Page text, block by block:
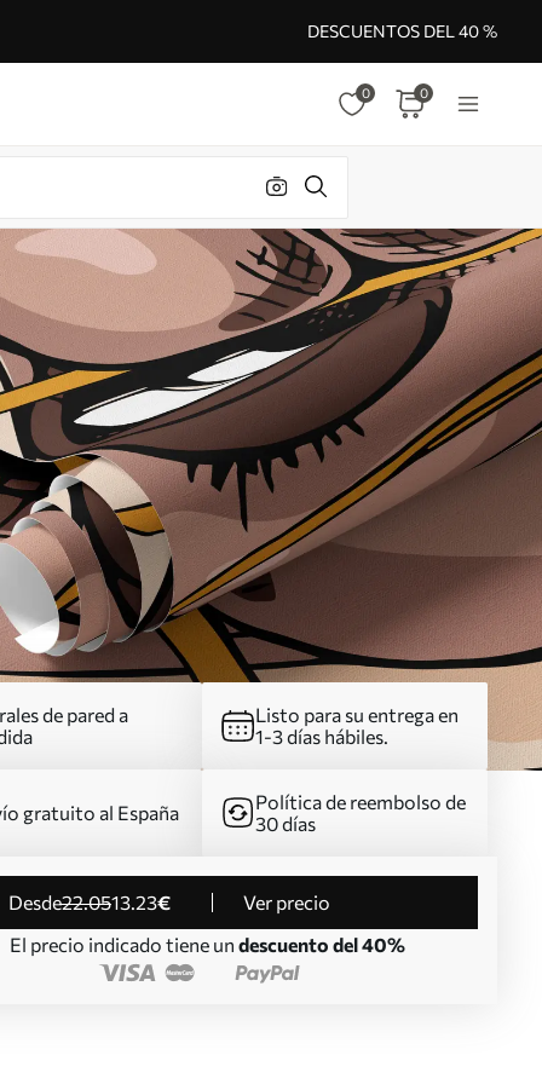
DESCUENTOS DEL 40 %
0 0
de pared a
Listo para su entrega en
1-3 días hábiles.
gratuito al España
Política de reembolso de
30 días
desde22.0513.23€
Ver precio
El precio indicado tiene un descuento del 40%